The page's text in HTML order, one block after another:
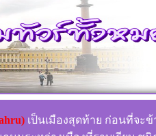
เป็นเมืองสุดท้าย ก่อนที่จะข้